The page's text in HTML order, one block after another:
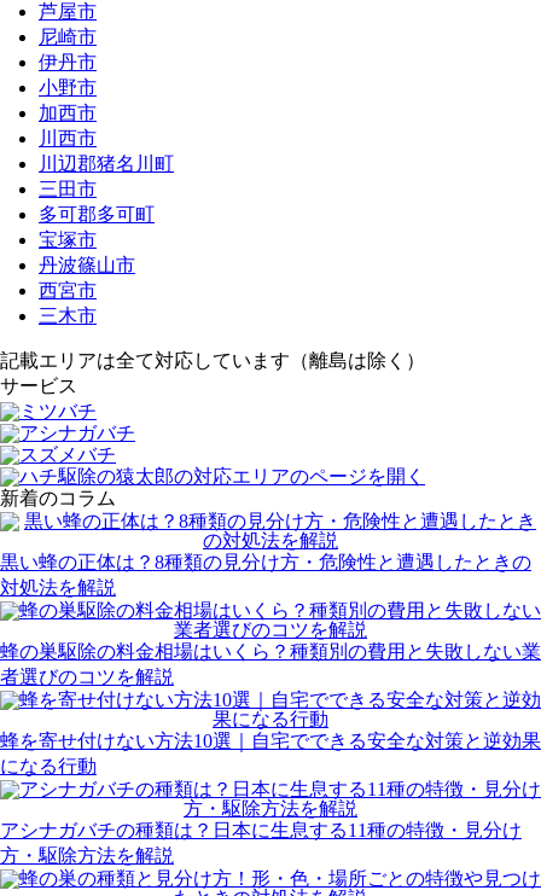
芦屋市
尼崎市
伊丹市
小野市
加西市
川西市
川辺郡猪名川町
三田市
多可郡多可町
宝塚市
丹波篠山市
西宮市
三木市
記載エリアは全て対応しています（離島は除く）
サービス
新着のコラム
黒い蜂の正体は？8種類の見分け方・危険性と遭遇したときの
対処法を解説
蜂の巣駆除の料金相場はいくら？種類別の費用と失敗しない業
者選びのコツを解説
蜂を寄せ付けない方法10選｜自宅でできる安全な対策と逆効果
になる行動
アシナガバチの種類は？日本に生息する11種の特徴・見分け
方・駆除方法を解説